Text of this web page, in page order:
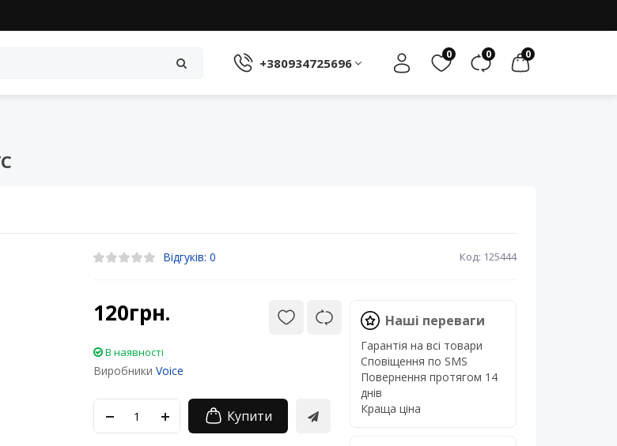
+380934725696
0 0 0
Відгуків: 0 Код: 125444
120грн.
В наявності
Виробники Voice
Купити
Наші переваги
Гарантія на всі товари
Сповіщення по SMS
Повернення протягом 14
днів
Краща ціна